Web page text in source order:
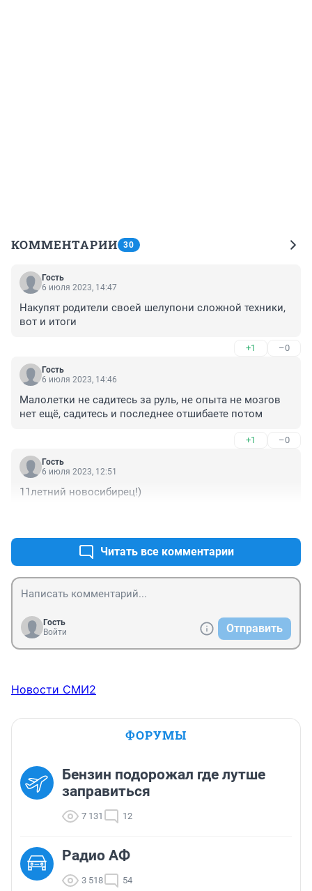
КОММЕНТАРИИ 30
Гость
6 июля 2023, 14:47
Накупят родители своей шелупони сложной техники,
вот и итоги
+1 –0
Гость
6 июля 2023, 14:46
Малолетки не садитесь за руль, не опыта не мозгов
нет ещё, садитесь и последнее отшибаете потом
+1 –0
Гость
6 июля 2023, 12:51
11летний новосибирец!)
Читать все комментарии
Гость
Войти
Отправить
Новости СМИ2
ФОРУМЫ
Бензин подорожал где лутше
заправиться
7 131 12
Радио АФ
3 518 54